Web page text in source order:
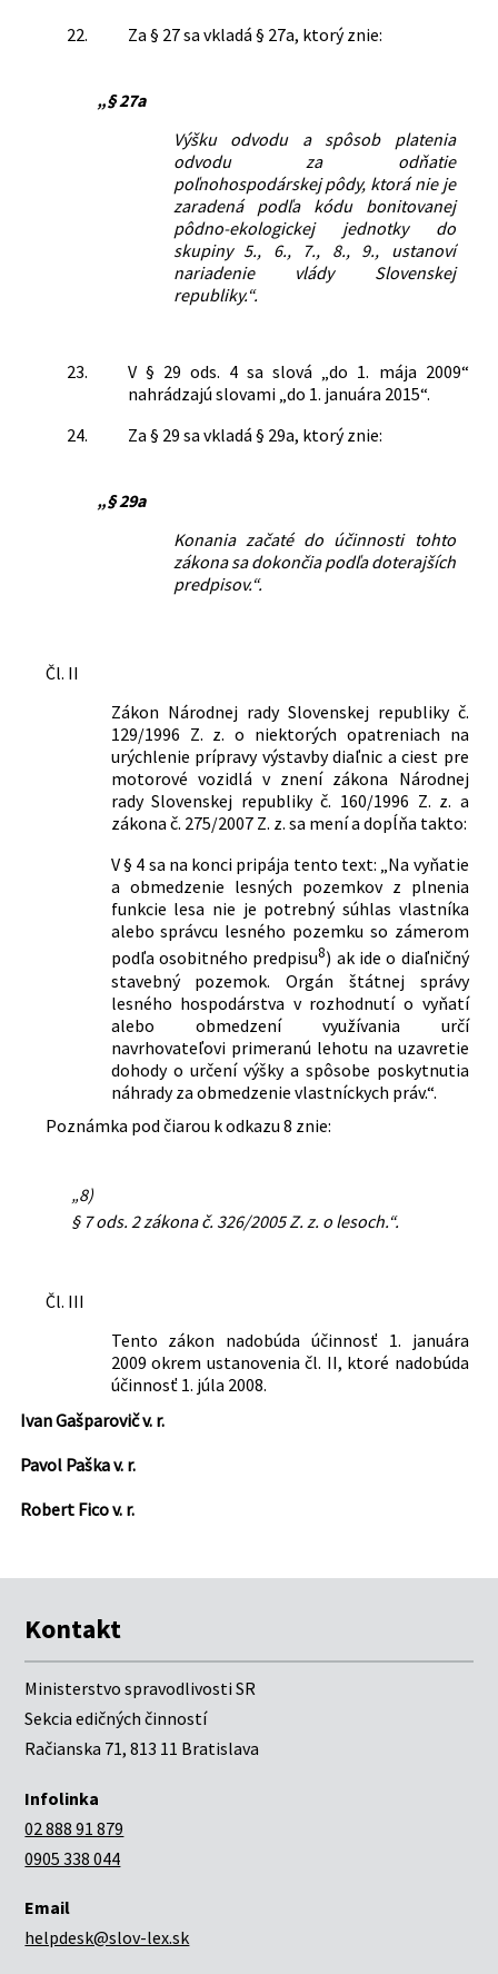
22. Za § 27 sa vkladá § 27a, ktorý znie:
„§ 27a
Výšku odvodu a spôsob platenia
odvodu za odňatie
poľnohospodárskej pôdy, ktorá nie je
zaradená podľa kódu bonitovanej
pôdno-ekologickej jednotky do
skupiny 5., 6., 7., 8., 9., ustanoví
nariadenie vlády Slovenskej
republiky.“.
23.
V § 29 ods. 4 sa slová „do 1. mája 2009“
nahrádzajú slovami „do 1. januára 2015“.
24.
Za § 29 sa vkladá § 29a, ktorý znie:
„§ 29a
Konania začaté do účinnosti tohto
zákona sa dokončia podľa doterajších
predpisov.“.
Čl. II
Zákon Národnej rady Slovenskej republiky č.
129/1996 Z. z. o niektorých opatreniach na
urýchlenie prípravy výstavby diaľnic a ciest pre
motorové vozidlá v znení zákona Národnej
rady Slovenskej republiky č. 160/1996 Z. z. a
zákona č. 275/2007 Z. z. sa mení a dopĺňa takto:
V § 4 sa na konci pripája tento text: „Na vyňatie
a obmedzenie lesných pozemkov z plnenia
funkcie lesa nie je potrebný súhlas vlastníka
alebo správcu lesného pozemku so zámerom
podľa osobitného predpisu8) ak ide o diaľničný
stavebný pozemok. Orgán štátnej správy
lesného hospodárstva v rozhodnutí o vyňatí
alebo obmedzení využívania určí
navrhovateľovi primeranú lehotu na uzavretie
dohody o určení výšky a spôsobe poskytnutia
náhrady za obmedzenie vlastníckych práv.“.
Poznámka pod čiarou k odkazu 8 znie:
„8)
§ 7 ods. 2 zákona č. 326/2005 Z. z. o lesoch.“.
Čl. III
Tento zákon nadobúda účinnosť 1. januára
2009 okrem ustanovenia čl. II, ktoré nadobúda
účinnosť 1. júla 2008.
Ivan Gašparovič v. r.
Pavol Paška v. r.
Robert Fico v. r.
Kontakt
Ministerstvo spravodlivosti SR
Sekcia edičných činností
Račianska 71, 813 11 Bratislava
Infolinka
02 888 91 879
0905 338 044
Email
helpdesk@slov-lex.sk